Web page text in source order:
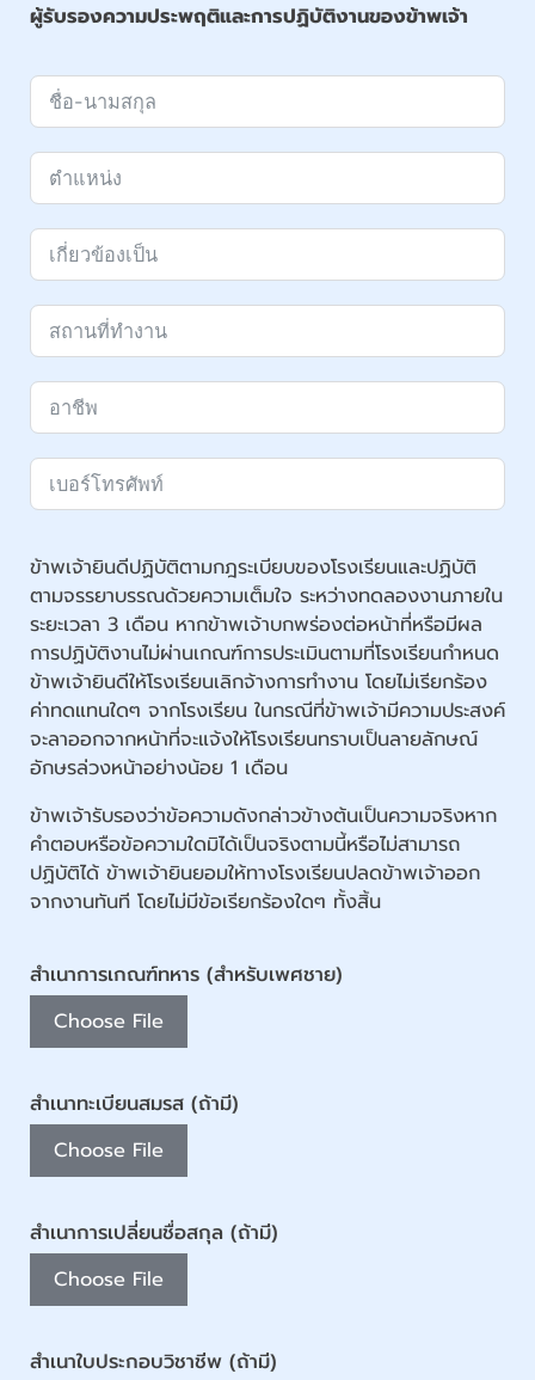
ผู้รับรองความประพฤติและการปฏิบัติงานของข้าพเจ้า
ข้าพเจ้ายินดีปฏิบัติตามกฎระเบียบของโรงเรียนและปฏิบัติ
ตามจรรยาบรรณด้วยความเต็มใจ ระหว่างทดลองงานภายใน
ระยะเวลา 3 เดือน หากข้าพเจ้าบกพร่องต่อหน้าที่หรือมีผล
การปฏิบัติงานไม่ผ่านเกณฑ์การประเมินตามที่โรงเรียนกำหนด
ข้าพเจ้ายินดีให้โรงเรียนเลิกจ้างการทำงาน โดยไม่เรียกร้อง
ค่าทดแทนใดๆ จากโรงเรียน ในกรณีที่ข้าพเจ้ามีความประสงค์
จะลาออกจากหน้าที่จะแจ้งให้โรงเรียนทราบเป็นลายลักษณ์
อักษรล่วงหน้าอย่างน้อย 1 เดือน
ข้าพเจ้ารับรองว่าข้อความดังกล่าวข้างต้นเป็นความจริงหาก
คำตอบหรือข้อความใดมิได้เป็นจริงตามนี้หรือไม่สามารถ
ปฏิบัติได้ ข้าพเจ้ายินยอมให้ทางโรงเรียนปลดข้าพเจ้าออก
จากงานทันที โดยไม่มีข้อเรียกร้องใดๆ ทั้งสิ้น
สำเนาการเกณฑ์ทหาร (สำหรับเพศชาย)
Choose File
สำเนาทะเบียนสมรส (ถ้ามี)
Choose File
สำเนาการเปลี่ยนชื่อสกุล (ถ้ามี)
Choose File
สำเนาใบประกอบวิชาชีพ (ถ้ามี)